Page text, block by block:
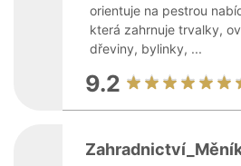
orientuje na pestrou
která zahrnuje trvalky,
dřeviny, bylinky, ...
9.2